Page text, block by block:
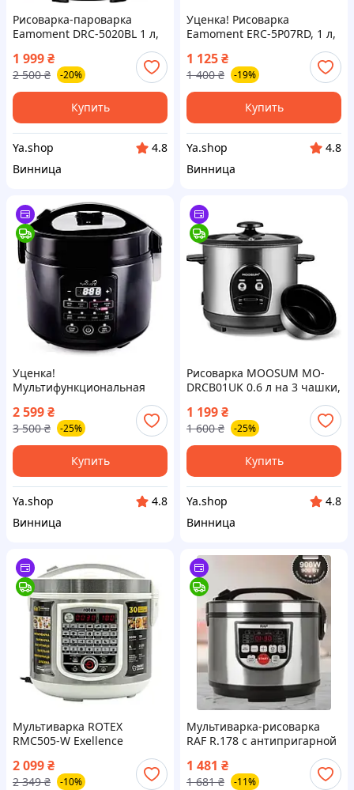
Рисоварка-пароварка
Eamoment DRC-5020BL 1 л,
400 Вт - вкусно, быстро и
без лишних хлопот
1 999₴
2 500 ₴ -20%
Купить
Ya.shop
4.8
Винница
Уценка! Рисоварка
Eamoment ERC-5P07RD, 1 л,
поддержания тепла
1 125₴
1 400 ₴ -19%
Купить
Ya.shop
4.8
Винница
Уценка!
Мультифункциональная
рисоварка Yum Asia Kumo 1
л
2 599₴
3 500 ₴ -25%
Купить
Ya.shop
4.8
Винница
Рисоварка MOOSUM MO-
DRCB01UK 0.6 л на 3 чашки,
1 199₴
1 600 ₴ -25%
Купить
Ya.shop
4.8
Винница
Мультиварка ROTEX
RMC505-W Exellence
2 099₴
2 349 ₴ -10%
Мультиварка-рисоварка
RAF R.178 с антипригарной
чашей электрическая 5л
900 вт
1 481 ₴
1 681 ₴ -11%